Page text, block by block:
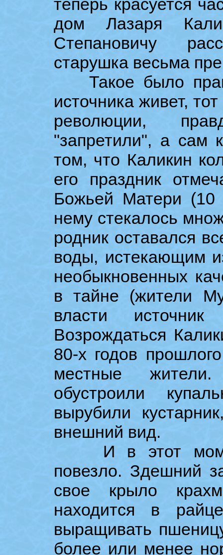
теперь красуется
дом Лазаря
Степановичу
старушка весьма
Такое было
источника живет,
революции,
"запретили", а сам
том, что Каликин
его праздник
Божьей Матери (10
нему стекалось
родник оставался
воды, истекающим
необыкновенных
в тайне (жители
власти источник
Возрождаться
80-х годов
местные
обустроили
вырубили
внешний вид.
И в этот
повезло. Здешний
свое крыло
находится в
выращивать
более или менее